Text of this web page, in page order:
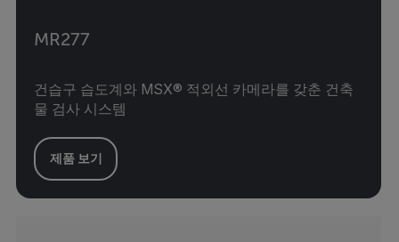
MR277
건습구 습도계와 MSX® 적외선 카메라를 갖춘 건축
물 검사 시스템
제품 보기